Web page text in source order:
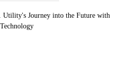
Utility's Journey into the Future with